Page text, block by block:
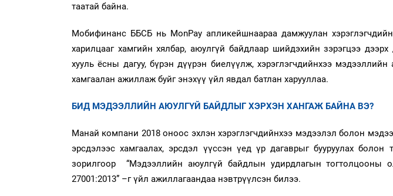
таатай байна.
Мобифинанс ББСБ нь MonPay апликейшнаараа дамжуулан
харилцааг хамгийн хялбар, аюулгүй байдлаар шийдэхийн зэрэгцээ
хууль ёсны дагуу, бүрэн дүүрэн биелүүлж, хэрэглэгчдийнхээ
хамгаалан ажиллаж буйг энэхүү үйл явдал батлан харууллаа.
БИД МЭДЭЭЛЛИЙН АЮУЛГҮЙ БАЙДЛЫГ ХЭРХЭН ХАНГАЖ БАЙНА ВЭ?
Манай компани 2018 оноос эхлэн хэрэглэгчдийнхээ мэдээлэл болон
эрсдэлээс хамгаалах, эрсдэл үүссэн үед үр дагаврыг бууруулах болон
зорилгоор “Мэдээллийн аюулгүй байдлын удирдлагын тогтолцооны
27001:2013” –г үйл ажиллагаандаа нэвтрүүлсэн билээ.